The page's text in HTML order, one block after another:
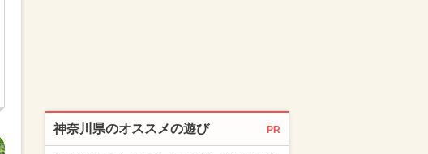
神奈川県のオススメの遊び PR